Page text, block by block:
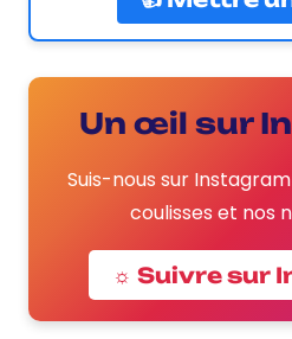
Un œil sur
Suis-nous sur
coulisses et nos
☼ Suivre sur